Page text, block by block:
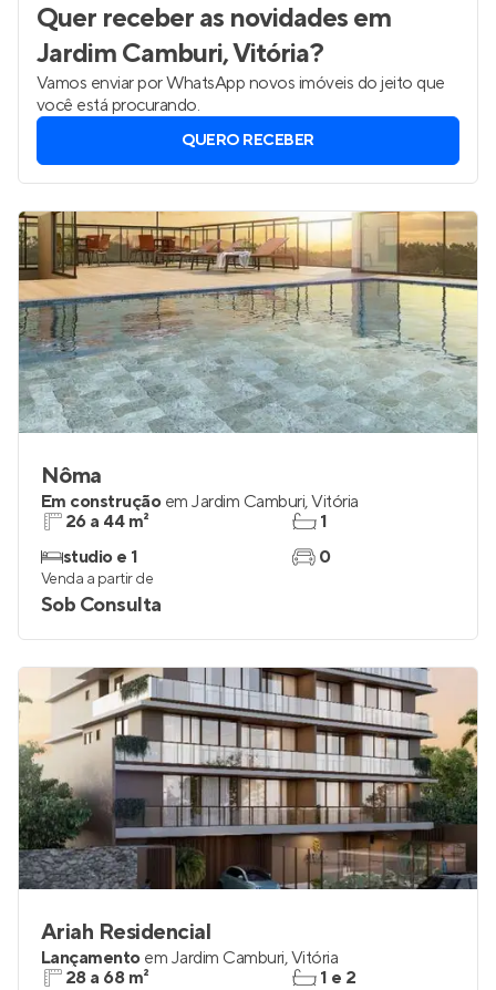
Quer receber as novidadesem
Jardim Camburi, Vitória?
Vamos enviar por WhatsApp novos imóveis do jeito que
você está procurando.
QUERO RECEBER
Nôma
Em construção em Jardim Camburi,Vitória
26 a 44 m²
studio e 1
1
0
Venda a partir de
Sob Consulta
Ariah Residencial
Lançamento em Jardim Camburi,Vitória
28 a 68 m²
1 e 2